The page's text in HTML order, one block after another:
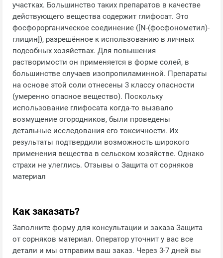
участках. Большинство таких препаратов в качестве
действующего вещества содержит глифосат. Это
фосфорорганическое соединение ([N-(фосфонометил)-
глицин]), разрешённое к использованию в личных
подсобных хозяйствах. Для повышения
растворимости он применяется в форме солей, в
большинстве случаев изопропиламинной. Препараты
на основе этой соли отнесены 3 классу опасности
(умеренно опасное вещество). Поскольку
использование глифосата когда-то вызвало
возмущение огородников, были проведены
детальные исследования его токсичности. Их
результаты подтвердили возможность широкого
применения вещества в сельском хозяйстве. Однако
страхи не улеглись. Отзывы о Защита от сорняков
материал
Как заказать?
Заполните форму для консультации и заказа Защита
от сорняков материал. Оператор уточнит у вас все
детали и мы отправим ваш заказ. Через 3-7 дней вы